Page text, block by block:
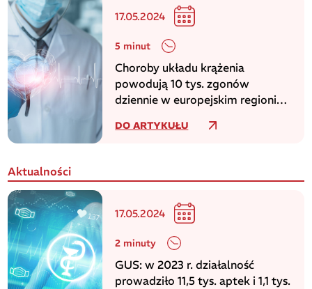
17.05.2024
5 minut
Choroby układu krążenia
powodują 10 tys. zgonów
dziennie w europejskim regionie
DO ARTYKUŁU
Aktualności
17.05.2024
2 minuty
GUS: w 2023 r. działalność
prowadziło 11,5 tys. aptek i 1,1 tys.